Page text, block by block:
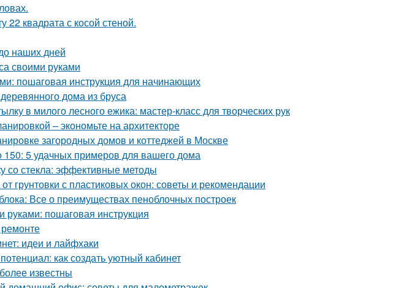
квадрата с косой стеной.
наших дней
своими руками
пошаговая инструкция для начинающих
дома из бруса
в милого лесного ежика: мастер-класс для творческих рук
– экономьте на архитекторе
загородных домов и коттеджей в Москве
5 удачных примеров для вашего дома
со стекла: эффективные методы
грунтовки с пластиковых окон: советы и рекомендации
Все о преимуществах пеноблочных построек
руками: пошаговая инструкция
идеи и лайфхаки
как создать уютный кабинет
известны